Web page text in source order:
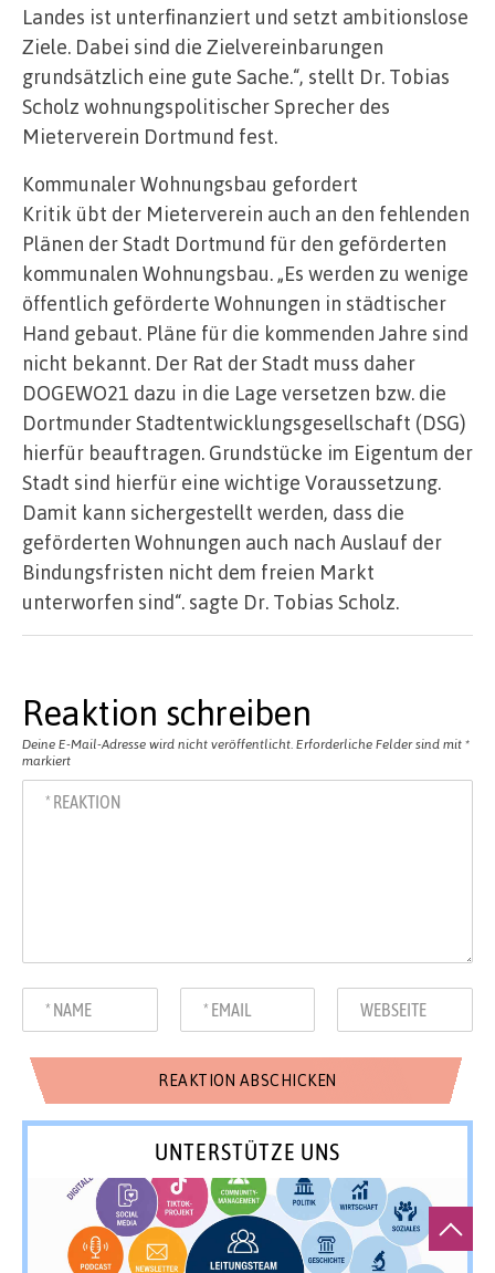
Landes ist unterfinanziert und setzt ambitionslose
Ziele. Dabei sind die Zielvereinbarungen
grundsätzlich eine gute Sache.“, stellt Dr. Tobias
Scholz wohnungspolitischer Sprecher des
Mieterverein Dortmund fest.
Kommunaler Wohnungsbau gefordert
Kritik übt der Mieterverein auch an den fehlenden
Plänen der Stadt Dortmund für den geförderten
kommunalen Wohnungsbau. „Es werden zu wenige
öffentlich geförderte Wohnungen in städtischer
Hand gebaut. Pläne für die kommenden Jahre sind
nicht bekannt. Der Rat der Stadt muss daher
DOGEWO21 dazu in die Lage versetzen bzw. die
Dortmunder Stadtentwicklungsgesellschaft (DSG)
hierfür beauftragen. Grundstücke im Eigentum der
Stadt sind hierfür eine wichtige Voraussetzung.
Damit kann sichergestellt werden, dass die
geförderten Wohnungen auch nach Auslauf der
Bindungsfristen nicht dem freien Markt
unterworfen sind“. sagte Dr. Tobias Scholz.
Reaktion schreiben
Deine E-Mail-Adresse wird nicht veröffentlicht. Erforderliche Felder sind mit *
markiert
UNTERSTÜTZE UNS